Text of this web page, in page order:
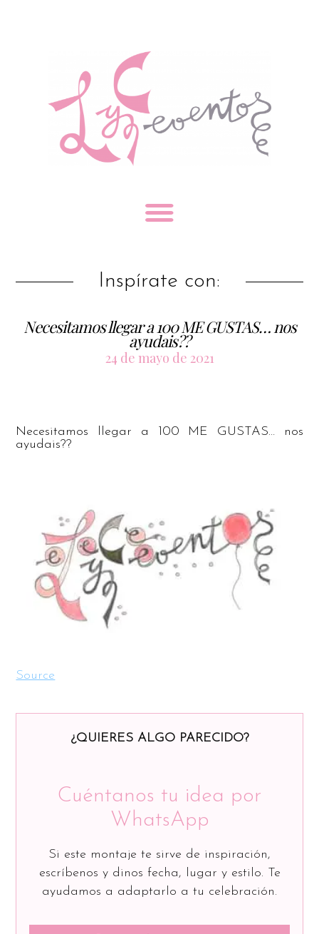
Inspírate con:
Necesitamos llegar a 100 ME GUSTAS… nos
ayudais??
24 de mayo de 2021
Necesitamos llegar a 100 ME GUSTAS… nos
ayudais??
Source
¿QUIERES ALGO PARECIDO?
Cuéntanos tu idea por
WhatsApp
Si este montaje te sirve de inspiración,
escríbenos y dinos fecha, lugar y estilo. Te
ayudamos a adaptarlo a tu celebración.